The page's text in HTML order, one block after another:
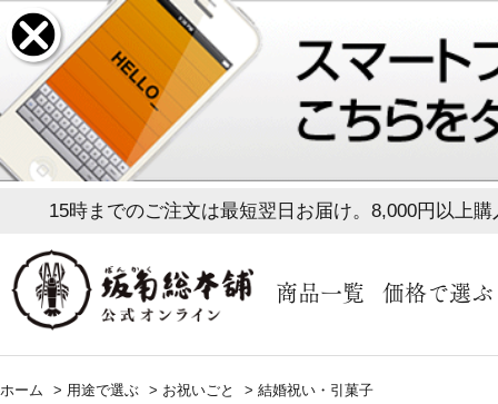
15時までのご注文は最短翌日お届け。8,000円以上
商品一覧 価格で選ぶ
ホーム > 用途で選ぶ > お祝いごと > 結婚祝い・引菓子